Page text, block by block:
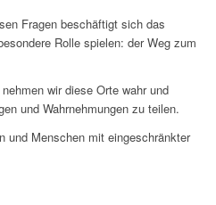
Fragen beschäftigt sich das
Rolle spielen: der Weg zum
wir diese Orte wahr und
und Wahrnehmungen zu teilen.
und Menschen mit eingeschränkter